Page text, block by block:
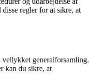
regler for at sikre, at
generalforsamling.
kan du sikre, at